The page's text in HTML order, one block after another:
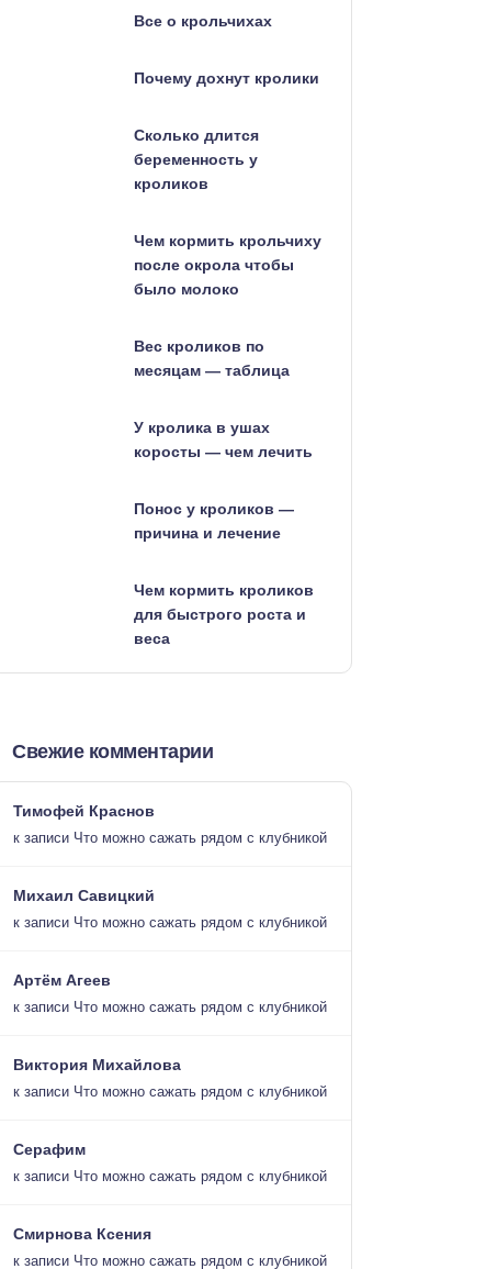
Все о крольчихах
Почему дохнут кролики
Сколько длится
беременность у
кроликов
Чем кормить крольчиху
после окрола чтобы
было молоко
Вес кроликов по
месяцам — таблица
У кролика в ушах
коросты — чем лечить
Понос у кроликов —
причина и лечение
Чем кормить кроликов
для быстрого роста и
веса
Свежие комментарии
Тимофей Краснов
к записи Что можно сажать рядом с клубникой
Михаил Савицкий
к записи Что можно сажать рядом с клубникой
Артём Агеев
к записи Что можно сажать рядом с клубникой
Виктория Михайлова
к записи Что можно сажать рядом с клубникой
Серафим
к записи Что можно сажать рядом с клубникой
Смирнова Ксения
к записи Что можно сажать рядом с клубникой